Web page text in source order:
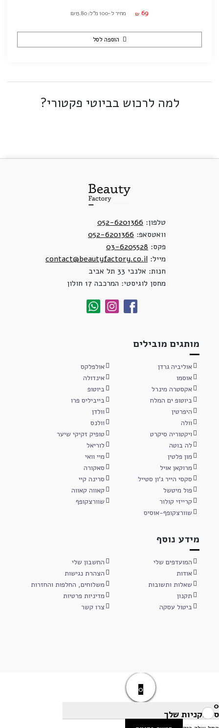
₪ 69 מחיר ל-100 מ"ל: ₪13.80
הוספה לסל
למה לרכוש בביוטי פקטורי?
טלפון: 052-6201366
וואטסאפ: 052-6201366
פקס: 03-6205528
מייל: contact@beautyfactory.co.il
חנות: אלנבי 33 תל אביב
מחסן לוגיסטי: המרכבה 17 חולון
מותגים מובילים
אוליביה גרדן
אולפלקס
אוסמו
אינדולה
אקסטרה מינרל
ביוטופ
ביוטופ ים המלח
בייביליס פרו
היפרטין
וולדן
וולה
וולנס
ויקטוריה סיקרט
טופיק זקיקי שיער
לה בוטה
לוריאל
מון פלטין
מיי וואי
מרוקאן אויל
סאקורה
סקסי הייר ג'ון סטייל
סרינה קיי
פול מיטשל
קאווה קאווה
קרייזי קולור
שוורצקופף
שוורצקופף-אוסיס
מידע נוסף
המועדפים שלי
החשבון שלי
אודות
הצהרת נגישות
שאלות ותשובות
משלוחים, החלפות והחזרות
תקנון
מדיניות פרטיות
ביטול עסקה
צרו קשר
0
0
סל הקניות שלך